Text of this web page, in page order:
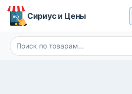
Перейти
Сириус и Цены
Искать: